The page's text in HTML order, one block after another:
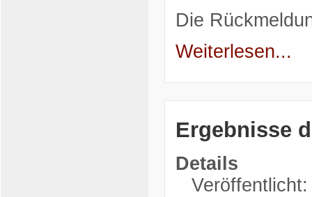
Die
Weiterlesen...
Ergebnisse
Details